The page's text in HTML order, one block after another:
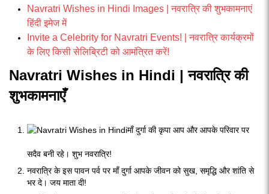
Navratri Wishes in Hindi Images | नवरात्रि की शुभकामनाएं
हिंदी इमेज में
Invite a Celebrity for Navratri Events! | नवरात्रि कार्यक्रमों
के लिए किसी सेलिब्रिटी को आमंत्रित करें!
Navratri Wishes in Hindi | नवरात्रि की
शुभकामनाएँ
माँ दुर्गा की कृपा आप और आपके परिवार पर
सदैव बनी रहे। शुभ नवरात्रि!
नवरात्रि के इस पावन पर्व पर माँ दुर्गा आपके जीवन को सुख, समृद्धि और शांति से
भर दे। जय माता दी!